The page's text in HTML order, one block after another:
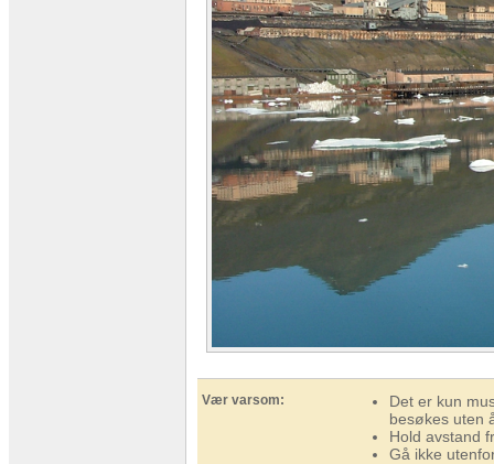
Vær varsom:
Det er kun
besøkes uten
Hold avstand
Gå ikke